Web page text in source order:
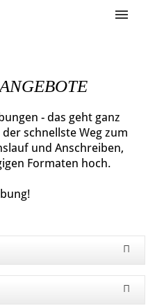
- das geht ganz
schnellste Weg zum
und Anschreiben,
Formaten hoch.